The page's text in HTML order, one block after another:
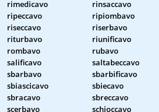
rimedicavo rinsaccavo
ripeccavo ripiombavo
riseccavo riserbavo
riturbavo riunificavo
rombavo rubavo
salificavo saltabeccavo
sbarbavo sbarbificavo
sbiascicavo sbiecavo
sbracavo sbreccavo
scerbavo schioccavo